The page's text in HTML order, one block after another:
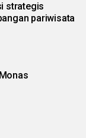
strategis
pariwisata